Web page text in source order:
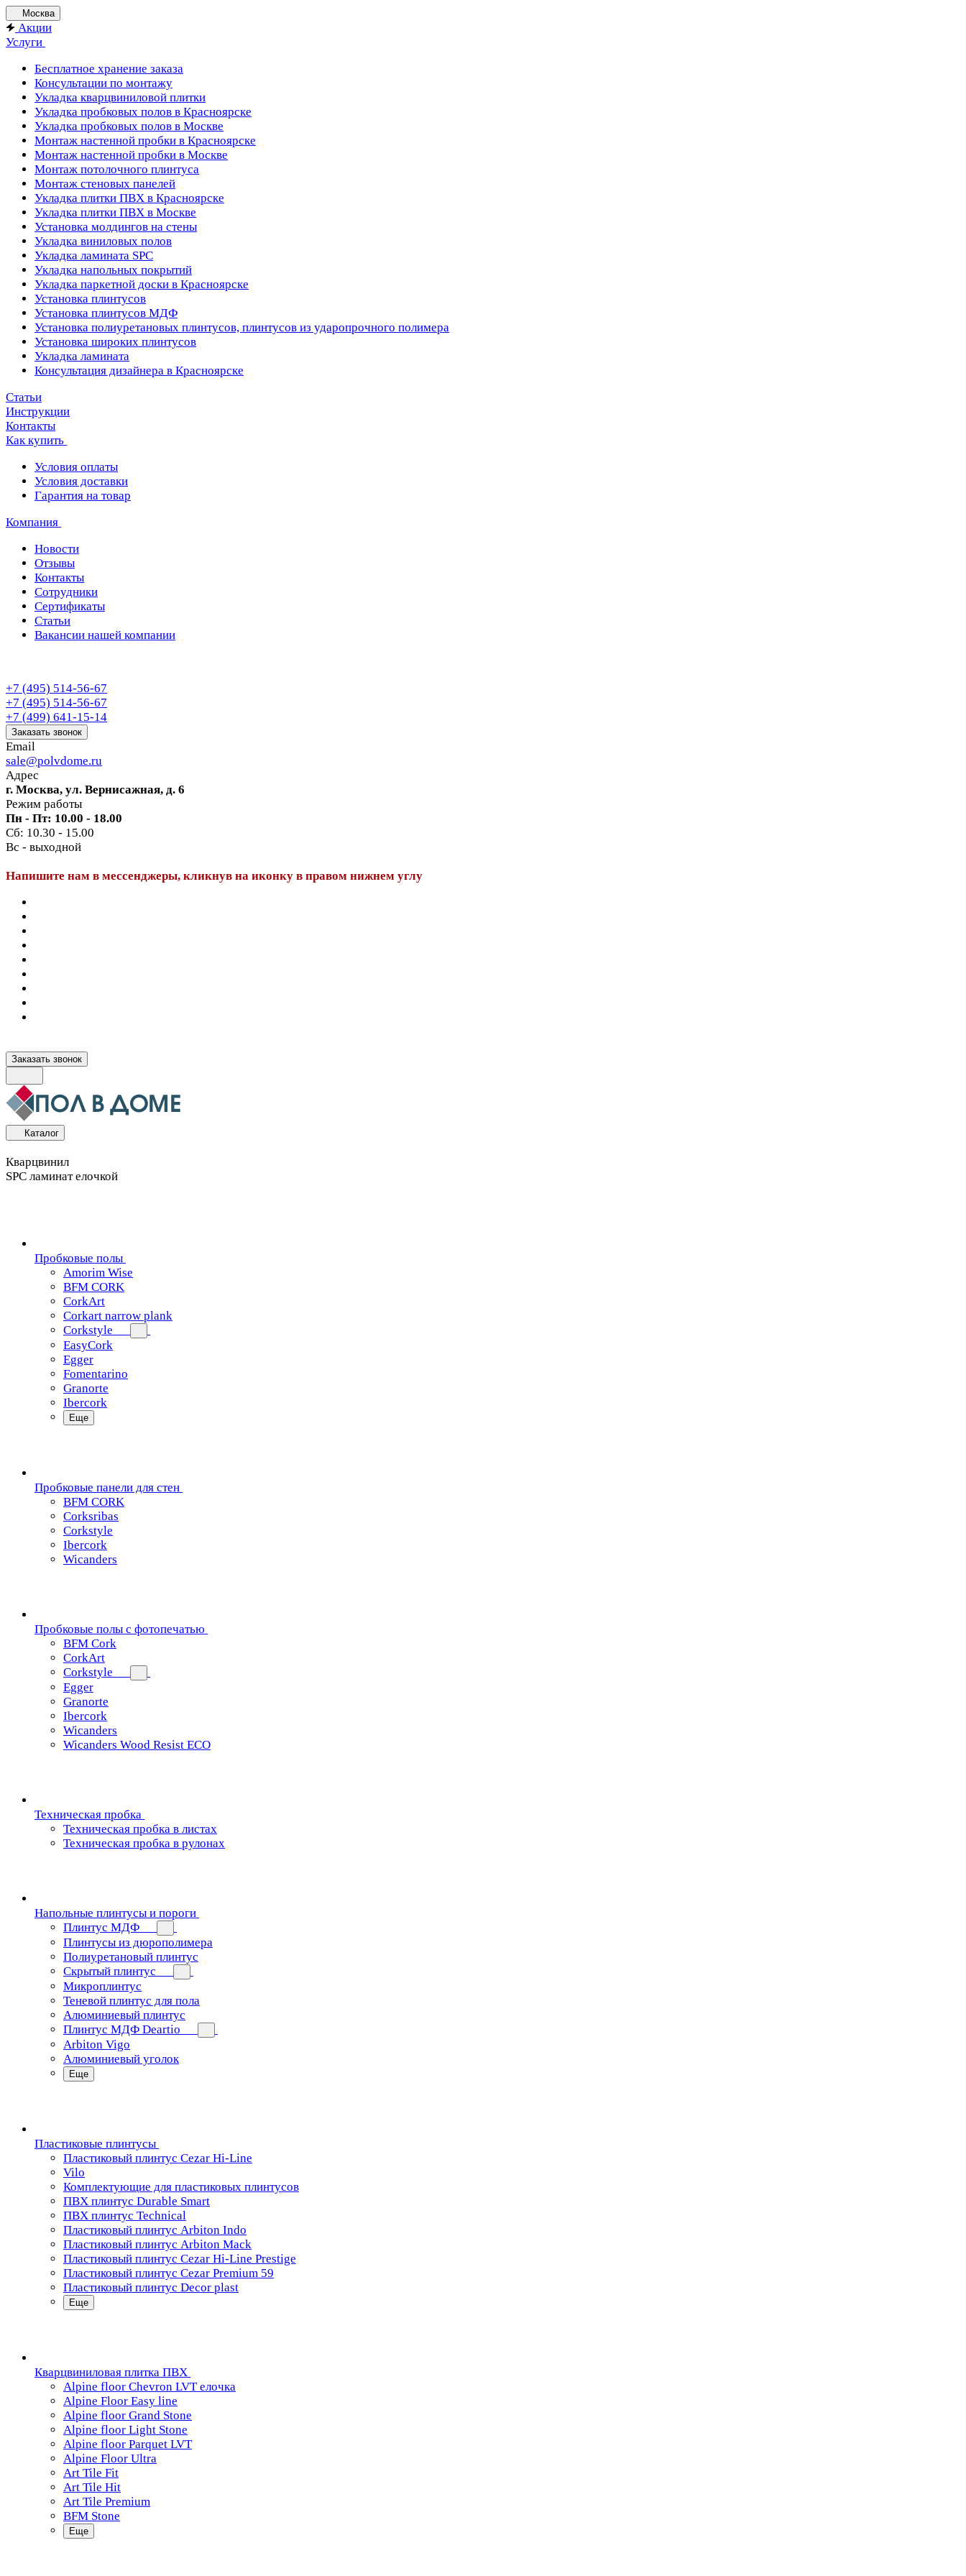
Москва
Акции
Услуги
Бесплатное хранение заказа
Консультации по монтажу
Укладка кварцвиниловой плитки
Укладка пробковых полов в Красноярске
Укладка пробковых полов в Москве
Монтаж настенной пробки в Красноярске
Монтаж настенной пробки в Москве
Монтаж потолочного плинтуса
Монтаж стеновых панелей
Укладка плитки ПВХ в Красноярске
Укладка плитки ПВХ в Москве
Установка молдингов на стены
Укладка виниловых полов
Укладка ламината SPC
Укладка напольных покрытий
Укладка паркетной доски в Красноярске
Установка плинтусов
Установка плинтусов МДФ
Установка полиуретановых плинтусов, плинтусов из ударопрочного полимера
Установка широких плинтусов
Укладка ламината
Консультация дизайнера в Красноярске
Статьи
Инструкции
Контакты
Как купить
Условия оплаты
Условия доставки
Гарантия на товар
Компания
Новости
Отзывы
Контакты
Сотрудники
Сертификаты
Статьи
Вакансии нашей компании
+7 (495) 514-56-67
+7 (495) 514-56-67
+7 (499) 641-15-14
Заказать звонок
Email
sale@polvdome.ru
Адрес
г. Москва, ул. Вернисажная, д. 6
Режим работы
Пн - Пт: 10.00 - 18.00
Сб: 10.30 - 15.00
Вс - выходной
Напишите нам в мессенджеры, кликнув на иконку в правом нижнем углу
Заказать звонок
Каталог
Кварцвинил
SPC ламинат елочкой
Пробковые полы
Amorim Wise
BFM CORK
CorkArt
Corkart narrow plank
Corkstyle
EasyCork
Egger
Fomentarino
Granorte
Ibercork
Еще
Пробковые панели для стен
BFM CORK
Corksribas
Corkstyle
Ibercork
Wicanders
Пробковые полы с фотопечатью
BFM Cork
CorkArt
Corkstyle
Egger
Granorte
Ibercork
Wicanders
Wicanders Wood Resist ECO
Техническая пробка
Техническая пробка в листах
Техническая пробка в рулонах
Напольные плинтусы и пороги
Плинтус МДФ
Плинтусы из дюрополимера
Полиуретановый плинтус
Скрытый плинтус
Микроплинтус
Теневой плинтус для пола
Алюминиевый плинтус
Плинтус МДФ Deartio
Arbiton Vigo
Алюминиевый уголок
Еще
Пластиковые плинтусы
Пластиковый плинтус Cezar Hi-Line
Vilo
Комплектующие для пластиковых плинтусов
ПВХ плинтус Durable Smart
ПВХ плинтус Technical
Пластиковый плинтус Arbiton Indo
Пластиковый плинтус Arbiton Mack
Пластиковый плинтус Cezar Hi-Line Prestige
Пластиковый плинтус Cezar Premium 59
Пластиковый плинтус Decor plast
Еще
Кварцвиниловая плитка ПВХ
Alpine floor Chevron LVT елочка
Alpine Floor Easy line
Alpine floor Grand Stone
Alpine floor Light Stone
Alpine floor Parquet LVT
Alpine Floor Ultra
Art Tile Fit
Art Tile Hit
Art Tile Premium
BFM Stone
Еще